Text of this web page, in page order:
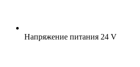
Напряжение питания 24 V